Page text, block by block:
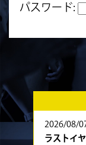
パスワード:
2026/08/
ラストイ